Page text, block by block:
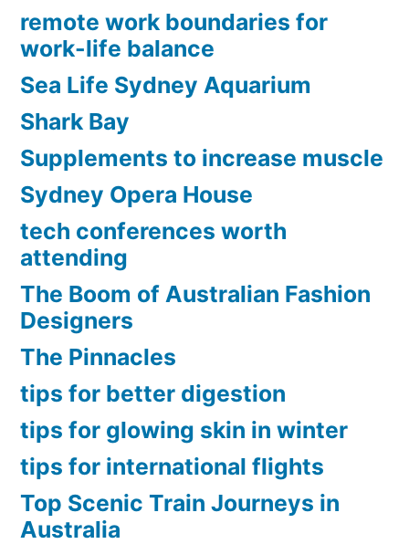
remote work boundaries for
work-life balance
Sea Life Sydney Aquarium
Shark Bay
Supplements to increase muscle
Sydney Opera House
tech conferences worth
attending
The Boom of Australian Fashion
Designers
The Pinnacles
tips for better digestion
tips for glowing skin in winter
tips for international flights
Top Scenic Train Journeys in
Australia